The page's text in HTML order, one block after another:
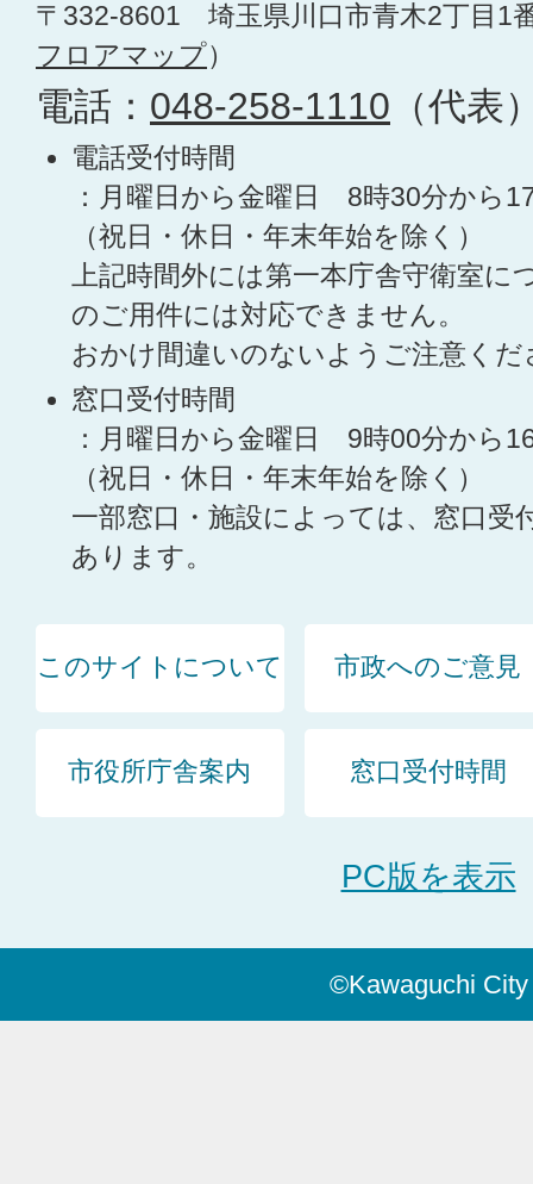
〒332-8601 埼玉県川口市青木2丁目1
フロアマップ）
電話： 048-258-1110 （代表
電話受付時間
：月曜日から金曜日 8時30分から
（祝日・休日・年末年始を除く）
上記時間外には第一本庁舎守衛室に
のご用件には対応できません。
おかけ間違いのないようご注意くだ
窓口受付時間
：月曜日から金曜日 9時00分から
（祝日・休日・年末年始を除く）
一部窓口・施設によっては、窓口受
あります。
このサイトについて 市政へのご意見
市役所庁舎案内 窓口受付時間
PC版を表示
©Kawaguchi City